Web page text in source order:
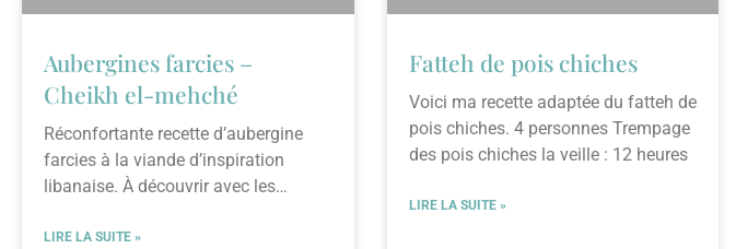
Aubergines farcies –
Cheikh el-mehché
Réconfortante recette d’aubergine
farcies à la viande d’inspiration
libanaise. À découvrir avec les
LIRE LA SUITE »
Fatteh de pois chiches
Voici ma recette adaptée du fatteh de
pois chiches. 4 personnes Trempage
des pois chiches la veille : 12 heures
LIRE LA SUITE »